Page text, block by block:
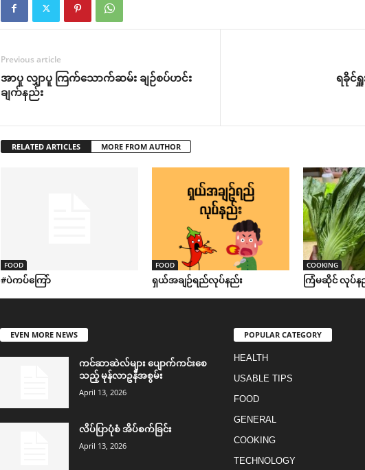
Previous article
အာပူ လျှာပူ ကြက်သောက်ဆမ်း ချဉ်စပ်ဟင်း
ချက်နည်း
ရခိုင်ရှူ
RELATED ARTICLES MORE FROM AUTHOR
FOOD
#ပဲကပ်ကြော်
FOOD
ရှယ်အချဉ်ရည်လုပ်နည်း
COOKING
ကြံမဆိုင် လုပ်န
EVEN MORE NEWS
ကင်ဆာဆဲလ်များ ပျောက်ကင်းစေ
သည့် မုန်လာဥနီအစွမ်း
April 13, 2026
လိပ်ပြာပုံစံ အိပ်စက်ခြင်း
April 13, 2026
POPULAR CATEGORY
HEALTH
USABLE TIPS
FOOD
GENERAL
COOKING
TECHNOLOGY